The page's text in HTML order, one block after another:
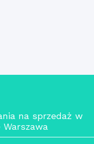
na sprzedaż w
Warszawa